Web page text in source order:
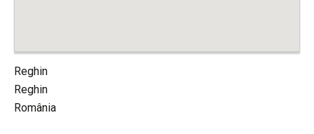
Reghin
Reghin
România